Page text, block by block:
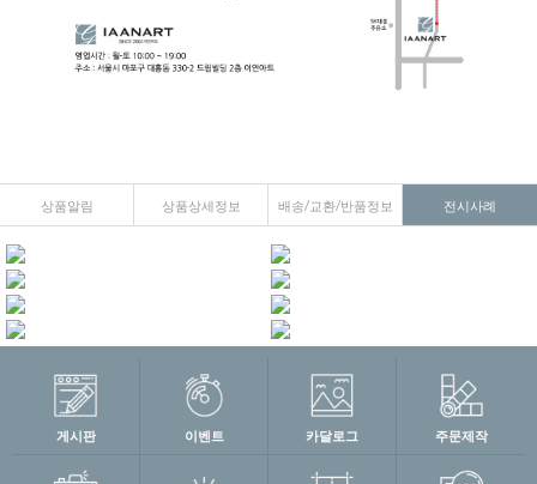
상품알림 상품상세정보 배송/교환/반품정보 전시사례
게시판 이벤트 카달로그 주문제작